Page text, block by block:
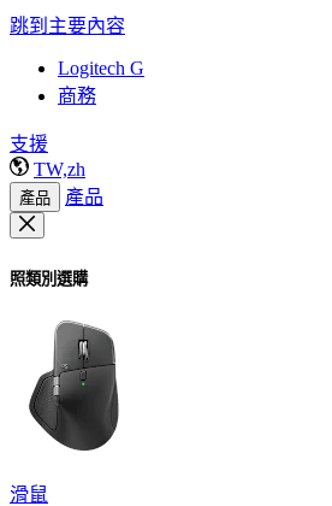
跳到主要內容
Logitech G
商務
支援
TW,zh
產品 產品
照類別選購
滑鼠